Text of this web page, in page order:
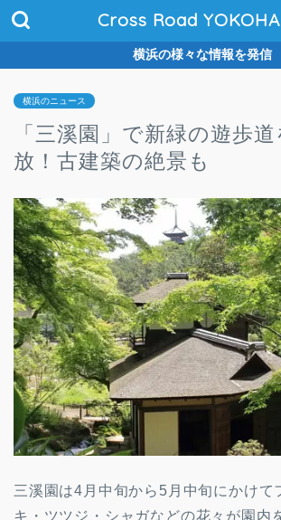
Cross Road
横浜の様々な情報を発信
横浜のニュース
「三溪園」で新緑の遊歩
放！古建築の絶景も
三溪園は4月中旬から5月中旬にかけて
キ・ツツジ・シャガなどの花々が園内